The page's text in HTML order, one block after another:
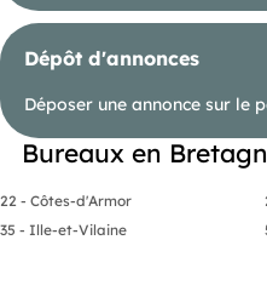
Dépôt d'annonces
Déposer une annonce sur le
Bureaux en
22 - Côtes-d'Armor
35 - Ille-et-Vilaine